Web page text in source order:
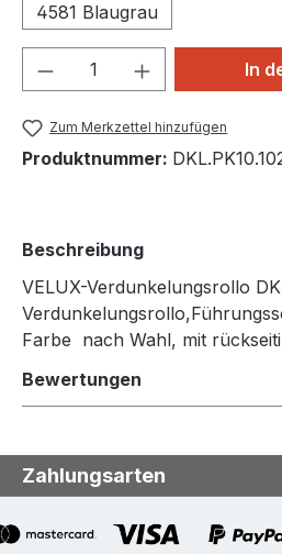
4581 Blaugrau
Produkt Anzahl: Gib
In
Zum Merkzettel hinzufügen
Produktnummer:
Beschreibung
VELUX-Verdunkelungsrollo
Farbe nach Wahl, mit
Bewertungen
Zahlungsarten